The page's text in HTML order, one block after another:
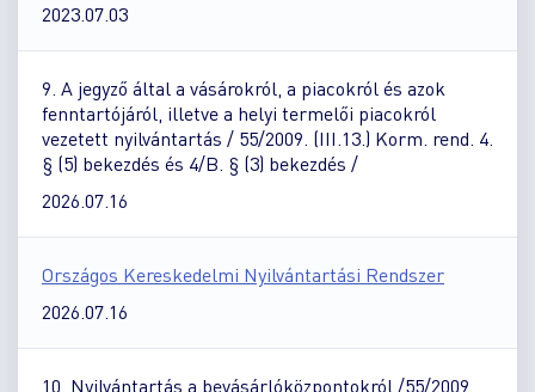
2023.07.03
9. A jegyző által a vásárokról, a piacokról és azok
fenntartójáról, illetve a helyi termelői piacokról
vezetett nyilvántartás / 55/2009. (III.13.) Korm. rend. 4.
§ (5) bekezdés és 4/B. § (3) bekezdés /
2026.07.16
Országos Kereskedelmi Nyilvántartási Rendszer
2026.07.16
10. Nyilvántartás a bevásárlóközpontokról /55/2009.